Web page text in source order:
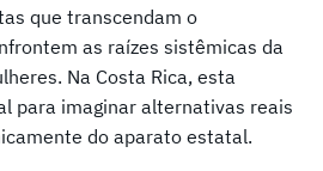
que transcendam o
as raízes sistêmicas da
Na Costa Rica, esta
para imaginar alternativas reais
do aparato estatal.